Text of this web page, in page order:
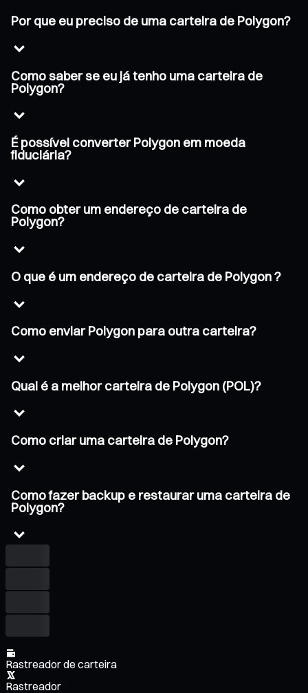
Por que eu preciso de uma carteira de Polygon?
Como saber se eu já tenho uma carteira de
Polygon?
É possível converter Polygon em moeda
fiduciária?
Como obter um endereço de carteira de
Polygon?
O que é um endereço de carteira de Polygon ?
Como enviar Polygon para outra carteira?
Qual é a melhor carteira de Polygon (POL)?
Como criar uma carteira de Polygon?
Como fazer backup e restaurar uma carteira de
Polygon?
Rastreador de carteira
Rastreador